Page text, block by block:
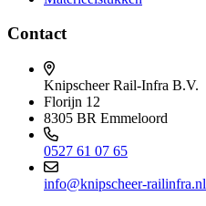
Contact
Knipscheer Rail-Infra B.V.
Florijn 12
8305 BR Emmeloord
0527 61 07 65
info@knipscheer-railinfra.nl